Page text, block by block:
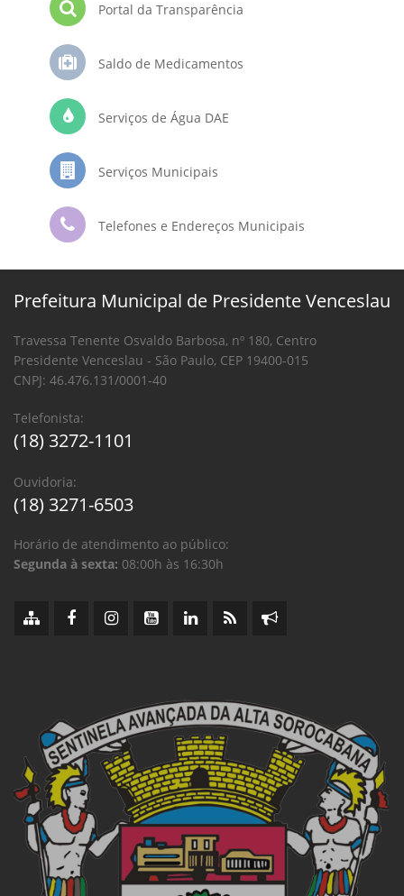
Portal da Transparência
Saldo de Medicamentos
Serviços de Água DAE
Serviços Municipais
Telefones e Endereços Municipais
Prefeitura Municipal de Presidente Venceslau
Travessa Tenente Osvaldo Barbosa, nº 180, Centro
Presidente Venceslau - São Paulo, CEP 19400-015
CNPJ: 46.476.131/0001-40
Telefonista:
(18) 3272-1101
Ouvidoria:
(18) 3271-6503
Horário de atendimento ao público:
Segunda à sexta: 08:00h às 16:30h